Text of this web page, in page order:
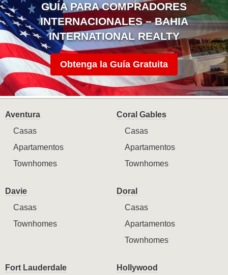
GUÍA PARA COMPRADORES
INTERNACIONALES – BAHIA
INTERNATIONAL REALTY
Obtenga la Guía Gratuita
Aventura
Casas
Apartamentos
Townhomes
Coral Gables
Casas
Apartamentos
Townhomes
Davie
Casas
Townhomes
Doral
Casas
Apartamentos
Townhomes
Fort Lauderdale
Hollywood